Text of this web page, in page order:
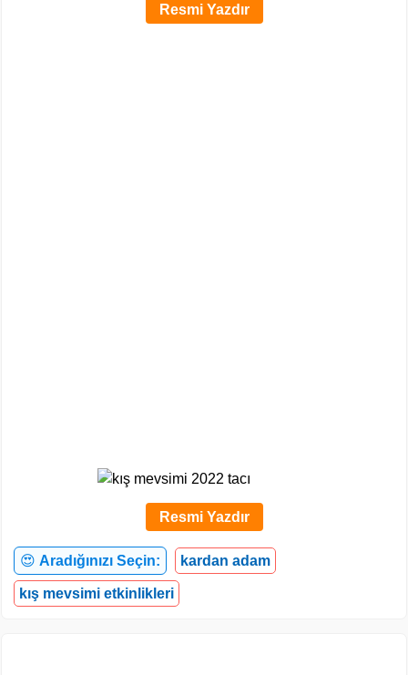
Resmi Yazdır
Resmi Yazdır
😍 Aradığınızı Seçin: kardan adam
kış mevsimi etkinlikleri